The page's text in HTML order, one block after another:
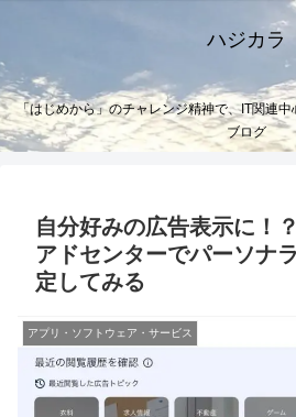
ハジカラ
「はじめから」のチャレンジ精神で、IT関連
ブログ
自分好みの広告表示に！
アドセンターでパーソナ
定してみる
アプリ・ソフトウェア・サービス